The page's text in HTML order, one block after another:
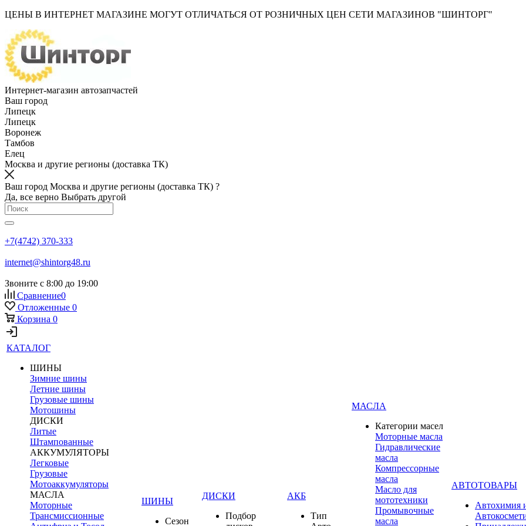
ЦЕНЫ В ИНТЕРНЕТ МАГАЗИНЕ МОГУТ ОТЛИЧАТЬСЯ ОТ РОЗНИЧНЫХ ЦЕН СЕТИ МАГАЗИНОВ "ШИНТОРГ"
Интернет-магазин автозапчастей
Ваш город
Липецк
Липецк
Воронеж
Тамбов
Елец
Москва и другие регионы (доставка ТК)
Ваш город Москва и другие регионы (доставка ТК) ?
Да, все верно Выбрать другой
+7(4742) 370-333
internet@shintorg48.ru
Звоните с 8:00 до 19:00
Сравнение0
Отложенные 0
Корзина 0
КАТАЛОГ
ШИНЫ
Зимние шины
Летние шины
Грузовые шины
Мотошины
ДИСКИ
Литые
Штампованные
АККУМУЛЯТОРЫ
Легковые
Грузовые
Мотоаккумуляторы
МАСЛА
Моторные
Трансмиссионные
ШИНЫ
Сезон
ДИСКИ
Подбор
АКБ
Тип
МАСЛА
Категории масел
Моторные масла
Гидравлические
масла
Компрессорные
масла
Масло для
мототехники
Промывочные
масла
АВТОТОВАРЫ
Автохимия